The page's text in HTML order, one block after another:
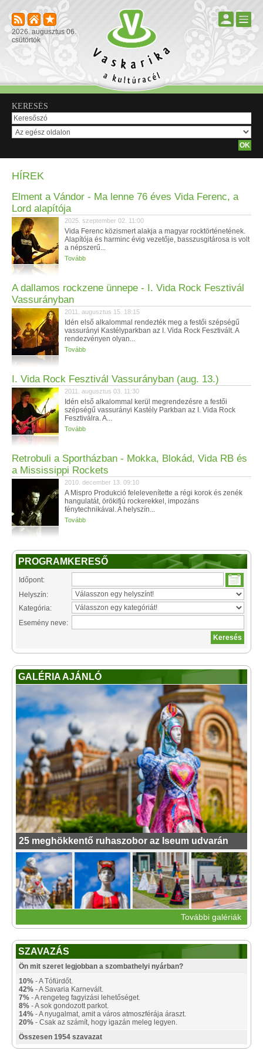
2026. augusztus 06.
csütörtök
KERESÉS
HÍREK
Elment a Vándor - Ma lenne 76 éves Vida Ferenc, a
Lord alapítója
2025. szeptember 02. 11:00
Vida Ferenc közismert alakja a magyar rocktörténetének.
Alapítója és harminc évig vezetője, basszusgitárosa is volt
a népszerű...
Tovább
A dallamos rockzene ünnepe - I. Vida Rock Fesztivál
Vassurányban
2011. augusztus 15. 18:15
Idén első alkalommal rendezték meg a festői szépségű
vassurányi Kastélyparkban az I. Vida Rock Fesztivált. A
rendezvényen olyan...
Tovább
I. Vida Rock Fesztivál Vassurányban (aug. 13.)
2011. augusztus 03. 11:30
Idén első alkalommal kerül megrendezésre a festői
szépségű vassurányi Kastély Parkban az I. Vida Rock
Fesztiválra. A...
Tovább
Retrobuli a Sportházban - Mokka, Blokád, Vida RB és
a Mississippi Rockets
2010. december 13. 09:10
A Mispro Produkció felelevenítette a régi korok és zenék
hangulatát, örökifjú rockerekkel, impozáns
fénytechnikával. A helyszín...
Tovább
PROGRAMKERESŐ
Időpont:
Helyszín:
Kategória:
Esemény neve:
GALÉRIA AJÁNLÓ
25 meghökkentő ruhaszobor az Iseum udvarán
További galériák
SZAVAZÁS
Ön mit szeret legjobban a szombathelyi nyárban?
10% - A Tófürdőt.
42% - A Savaria Karnevált.
7% - A rengeteg fagyizási lehetőséget.
8% - A sok gondozott parkot.
14% - A nyugalmat, amit a város atmoszférája áraszt.
20% - Csak az számít, hogy igazán meleg legyen.
Összesen 1954 szavazat